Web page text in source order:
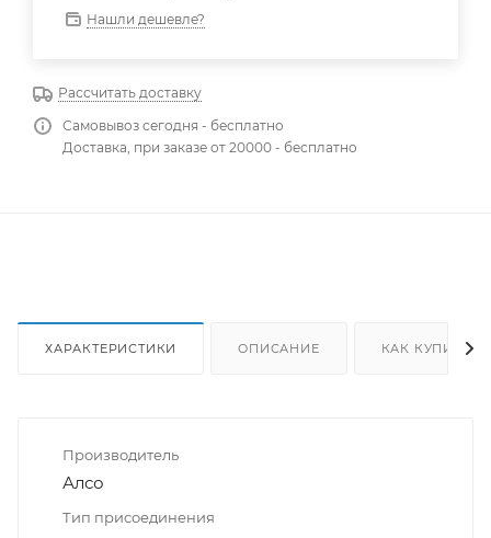
Нашли дешевле?
Рассчитать доставку
Самовывоз сегодня - бесплатно
Доставка, при заказе от 20000 - бесплатно
ХАРАКТЕРИСТИКИ ОПИСАНИЕ КАК КУПИТЬ
Производитель
Алсо
Тип присоединения